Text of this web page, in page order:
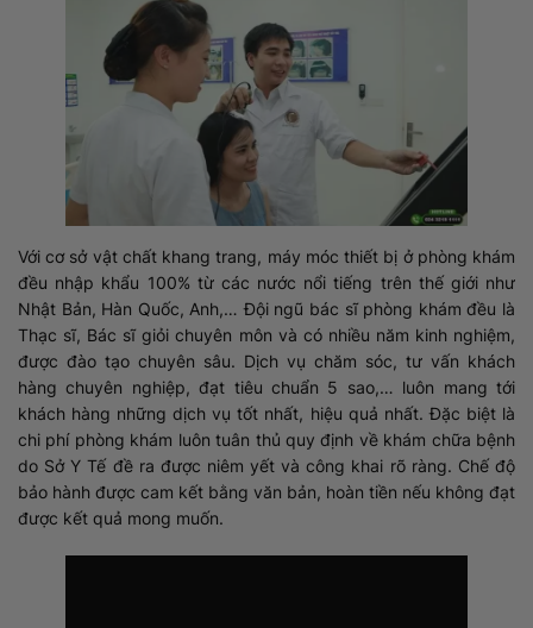
Với cơ sở vật chất khang trang, máy móc thiết bị ở phòng khám
đều nhập khẩu 100% từ các nước nổi tiếng trên thế giới như
Nhật Bản, Hàn Quốc, Anh,… Đội ngũ bác sĩ phòng khám đều là
Thạc sĩ, Bác sĩ giỏi chuyên môn và có nhiều năm kinh nghiệm,
được đào tạo chuyên sâu. Dịch vụ chăm sóc, tư vấn khách
hàng chuyên nghiệp, đạt tiêu chuẩn 5 sao,… luôn mang tới
khách hàng những dịch vụ tốt nhất, hiệu quả nhất. Đặc biệt là
chi phí phòng khám luôn tuân thủ quy định về khám chữa bệnh
do Sở Y Tế đề ra được niêm yết và công khai rõ ràng. Chế độ
bảo hành được cam kết bằng văn bản, hoàn tiền nếu không đạt
được kết quả mong muốn.